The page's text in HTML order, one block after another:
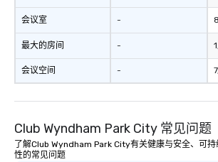
会议室
最大的房间
会议空间
-
-
-
8
Club Wyndham Park City 常见问题
了解Club Wyndham Park City有关健康与安全、可
性的常见问题